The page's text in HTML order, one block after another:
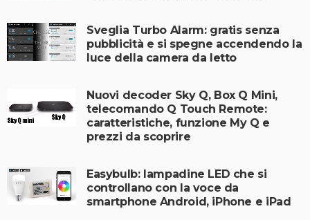
Sveglia Turbo Alarm: gratis senza
pubblicità e si spegne accendendo la
luce della camera da letto
Nuovi decoder Sky Q, Box Q Mini,
telecomando Q Touch Remote:
caratteristiche, funzione My Q e
prezzi da scoprire
Easybulb: lampadine LED che si
controllano con la voce da
smartphone Android, iPhone e iPad